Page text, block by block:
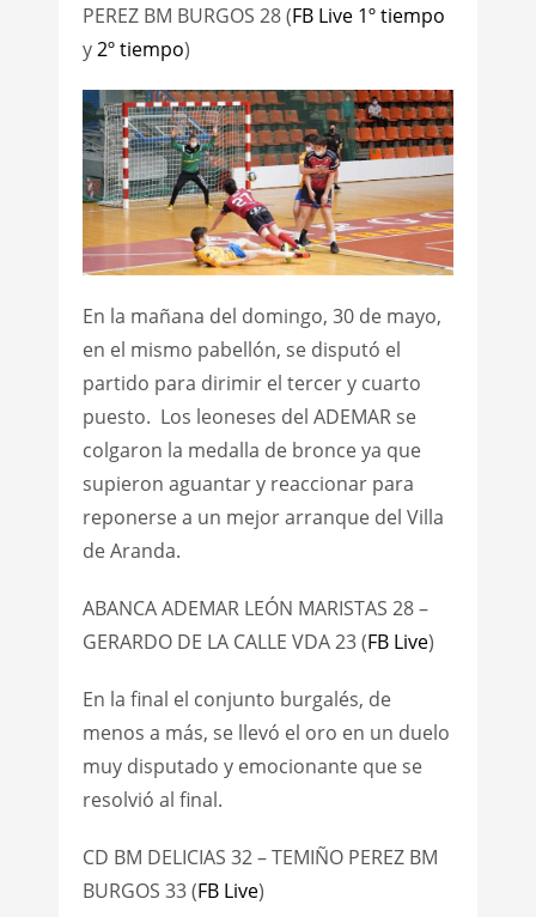
PEREZ BM BURGOS 28 (FB Live 1º tiempo
y2º tiempo)
En la mañana del domingo, 30 de mayo,
en el mismo pabellón, se disputó el
partido para dirimir el tercer y cuarto
puesto. Los leoneses del ADEMAR se
colgaron la medalla de bronce ya que
supieron aguantar y reaccionar para
reponerse a un mejor arranque del Villa
de Aranda.
ABANCA ADEMAR LEÓN MARISTAS 28 –
GERARDO DE LA CALLE VDA 23 (FB Live)
En la final el conjunto burgalés, de
menos a más, se llevó el oro en un duelo
muy disputado y emocionante que se
resolvió al final.
CD BM DELICIAS 32 – TEMIÑO PEREZ BM
BURGOS 33 (FB Live)